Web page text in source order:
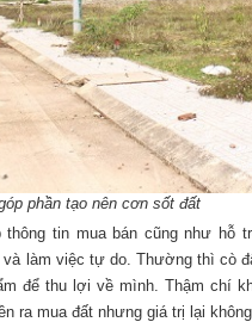
phần tạo nên cơn sốt đất
tin mua bán cũng như hỗ
làm việc tự do. Thường thì cò
để thu lợi về mình. Thậm chí
ra mua đất nhưng giá trị lại